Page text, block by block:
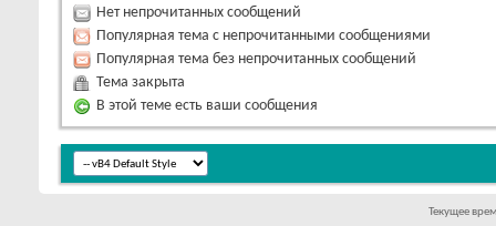
Нет непрочитанных сообщений
Популярная тема с непрочитанными сообщениями
Популярная тема без непрочитанных сообщений
Тема закрыта
В этой теме есть ваши сообщения
Текущее